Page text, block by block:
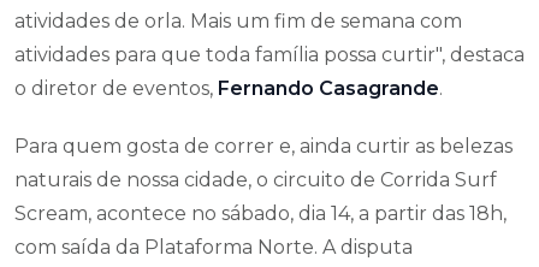
atividades de orla. Mais um fim de semana com
atividades para que toda família possa curtir", destaca
o diretor de eventos, Fernando Casagrande.
Para quem gosta de correr e, ainda curtir as belezas
naturais de nossa cidade, o circuito de Corrida Surf
Scream, acontece no sábado, dia 14, a partir das 18h,
com saída da Plataforma Norte. A disputa